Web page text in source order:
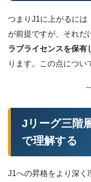
つまりJ1に上がるには
が前提ですが、それだ
ラブライセンスを保有
ります。この点につい
Jリーグ三階
で理解する
J1への昇格をより深く